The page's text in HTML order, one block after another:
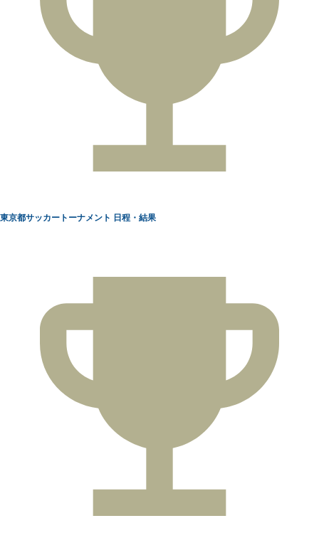
東京都サッカートーナメント 日程・結果